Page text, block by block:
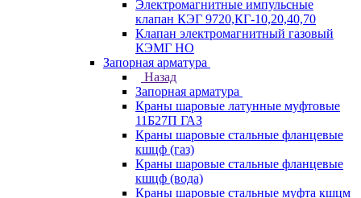
Электромагнитные импульсные
клапан КЭГ 9720,КГ-10,20,40,70
Клапан электромагнитный газовый
КЭМГ НО
Запорная арматура
Назад
Запорная арматура
Краны шаровые латунные муфтовые
11Б27П ГАЗ
Краны шаровые стальные фланцевые
кшцф (газ)
Краны шаровые стальные фланцевые
кшцф (вода)
Краны шаровые стальные муфта кшцм